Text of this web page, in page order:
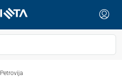
Petrovija